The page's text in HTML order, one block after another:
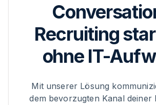
Recruiting
ohne IT-
Mit unserer Lösung
dem bevorzugten Kanal deiner